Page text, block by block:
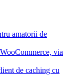
amatorii de
via
de caching cu